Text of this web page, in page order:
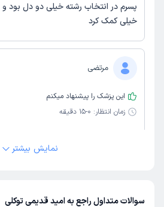
پسرم در انتخاب رشته خیلی دو دل بود
خیلی کمک کرد
مرتضی
این پزشک را پیشنهاد میکنم
زمان انتظار: 0-15 دقیقه
راهنمایی خیلی خوبی بهم کردندنمایش بیشتر
سوالات متداول راجع به امید قدیمی توکلی